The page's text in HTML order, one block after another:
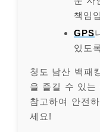
책임
GPS
있도
청도 남산 백패
을 즐길 수 있는
참고하여 안전
세요!